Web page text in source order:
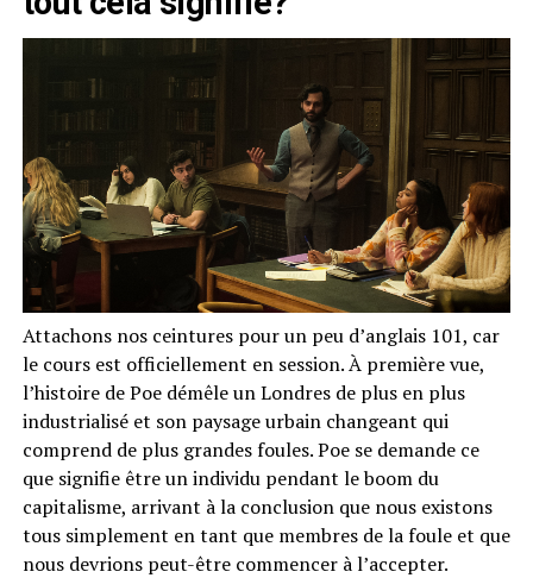
Attachons nos ceintures pour un peu d’anglais 101, car
le cours est officiellement en session. À première vue,
l’histoire de Poe démêle un Londres de plus en plus
industrialisé et son paysage urbain changeant qui
comprend de plus grandes foules. Poe se demande ce
que signifie être un individu pendant le boom du
capitalisme, arrivant à la conclusion que nous existons
tous simplement en tant que membres de la foule et que
nous devrions peut-être commencer à l’accepter.